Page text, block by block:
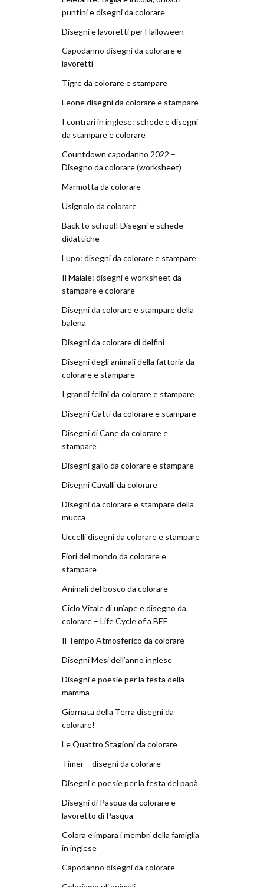
puntini e disegni da colorare
Disegni e lavoretti per Halloween
Capodanno disegni da colorare e
lavoretti
Tigre da colorare e stampare
Leone disegni da colorare e stampare
I contrari in inglese: schede e disegni
da stampare e colorare
Countdown capodanno 2022 –
Disegno da colorare (worksheet)
Marmotta da colorare
Usignolo da colorare
Back to school! Disegni e schede
didattiche
Lupo: disegni da colorare e stampare
Il Maiale: disegni e worksheet da
stampare e colorare
Disegni da colorare e stampare della
balena
Disegni da colorare di delfini
Disegni degli animali della fattoria da
colorare e stampare
I grandi felini da colorare e stampare
Disegni Gatti da colorare e stampare
Disegni di Cane da colorare e
stampare
Disegni gallo da colorare e stampare
Disegni Cavalli da colorare
Disegni da colorare e stampare della
mucca
Uccelli disegni da colorare e stampare
Fiori del mondo da colorare e
stampare
Animali del bosco da colorare
Ciclo Vitale di un’ape e disegno da
colorare – Life Cycle of a BEE
Il Tempo Atmosferico da colorare
Disegni Mesi dell’anno inglese
Disegni e poesie per la festa della
mamma
Giornata della Terra disegni da
colorare!
Le Quattro Stagioni da colorare
Timer – disegni da colorare
Disegni e poesie per la festa del papà
Disegni di Pasqua da colorare e
lavoretto di Pasqua
Colora e impara i membri della famiglia
in inglese
Capodanno disegni da colorare